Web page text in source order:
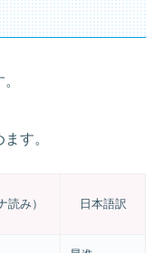
す。
読み） 日本語訳